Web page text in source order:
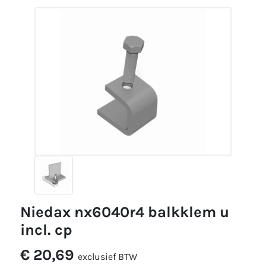
niedax nx6040r4 balkklem u
incl. cp
€ 20,69 exclusief BTW